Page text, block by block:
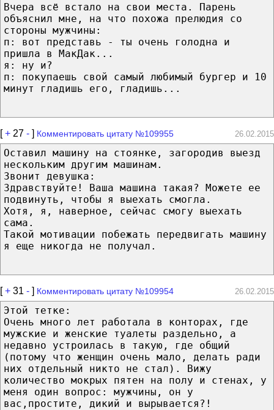
Вчера всё встало на свои места. Парень
объяснил мне, на что похожа прелюдия со
стороны мужчины:
п: вот представь - ты очень голодна и
пришла в МакДак...
я: ну и?
п: покупаешь свой самый любимый бургер и 10
минут гладишь его, гладишь...
[+ 27 - ] Комментировать цитату №109955 26.02.2015
Оставил машину на стоянке, загородив выезд
нескольким другим машинам.
Звонит девушка:
Здравствуйте! Ваша машина такая? Можете ее
подвинуть, чтобы я выехать смогла.
Хотя, я, наверное, сейчас смогу выехать
сама.
Такой мотивации побежать передвигать машину
я еще никогда не получал.
[+ 31 - ] Комментировать цитату №109954 26.02.2015
Этой тетке:
Очень много лет работала в конторах, где
мужские и женские туалеты раздельно, а
недавно устроилась в такую, где общий
(потому что женщин очень мало, делать ради
них отдельный никто не стал). Вижу
количество мокрых пятен на полу и стенах, у
меня один вопрос: мужчины, он у
вас,простите, дикий и вырывается?!